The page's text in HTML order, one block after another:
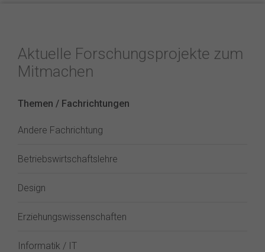
Aktuelle Forschungsprojekte zum
Mitmachen
Themen / Fachrichtungen
Andere Fachrichtung
Betriebswirtschaftslehre
Design
Erziehungswissenschaften
Informatik / IT